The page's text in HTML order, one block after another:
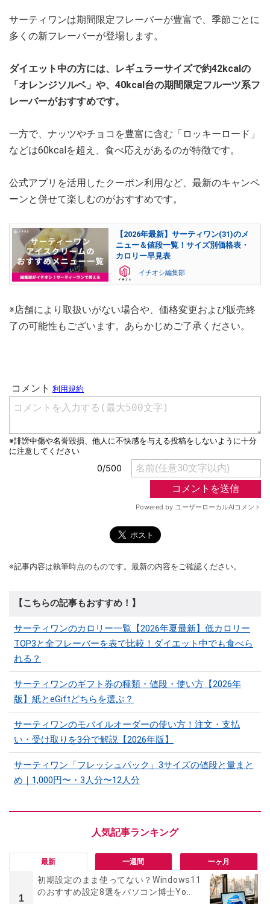
サーティワンは期間限定フレーバーが豊富で、季節ごとに
多くの新フレーバーが登場します。
ダイエット中の方には、レギュラーサイズで約42kcalの
「オレンジソルベ」や、40kcal台の期間限定フルーツ系フ
レーバーがおすすめです。
一方で、ナッツやチョコを豊富に含む「ロッキーロード」
などは60kcalを超え、食べ応えがあるのが特徴です。
公式アプリを活用したクーポン利用など、最新のキャンペ
ーンと併せて楽しむのがおすすめです。
【2026年最新】サーティワン(31)のメ
ニュー＆値段一覧！サイズ別価格表・
カロリー早見表
イチオシ編集部
※店舗により取扱いがない場合や、価格変更および販売終
了の可能性もございます。あらかじめご了承ください。
※記事内容は執筆時点のものです。最新の内容をご確認ください。
【こちらの記事もおすすめ！】
サーティワンのカロリー一覧【2026年夏最新】低カロリー
TOP3と全フレーバーを表で比較！ダイエット中でも食べら
れる？
サーティワンのギフト券の種類・値段・使い方【2026年
版】紙とeGiftどちらを選ぶ？
サーティワンのモバイルオーダーの使い方！注文・支払
い・受け取りを3分で解説【2026年版】
サーティワン「フレッシュパック」3サイズの値段と量まと
め｜1,000円〜・3人分〜12人分
最新 一週間 一ヶ月
1
初期設定のまま使ってない？Windows11
のおすすめ設定8選をパソコン博士Yo...